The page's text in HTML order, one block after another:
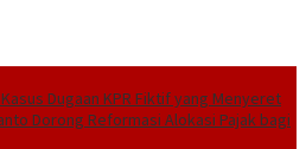
Dugaan KPR Fiktif yang Menyeret
Dorong Reformasi Alokasi Pajak bagi